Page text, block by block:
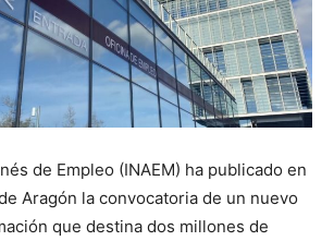
de Empleo (INAEM) ha publicado en
Aragón la convocatoria de un nuevo
que destina dos millones de